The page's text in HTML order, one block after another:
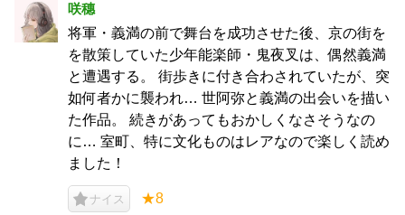
咲穗
将軍・義満の前で舞台を成功させた後、京の街を
を散策していた少年能楽師・鬼夜叉は、偶然義満
と遭遇する。 街歩きに付き合わされていたが、突
如何者かに襲われ… 世阿弥と義満の出会いを描い
た作品。 続きがあってもおかしくなさそうなの
に… 室町、特に文化ものはレアなので楽しく読め
ました！
ナイス ★8